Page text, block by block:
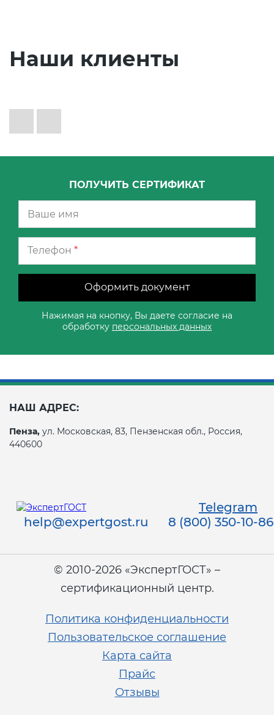
Наши клиенты
ПОЛУЧИТЬ СЕРТИФИКАТ
Телефон *
Оформить документ
Нажимая на кнопку, Вы даете согласие на
обработку персональных данных
НАШ АДРЕС:
Пенза, ул. Московская, 83, Пензенская обл., Россия,
440600
Telegram
help@expertgost.ru
8 (800) 350-10-86
© 2010-2026 «ЭкспертГОСТ» –
сертификационный центр.
Политика конфиденциальности
Пользовательское соглашение
Карта сайта
Прайс
Отзывы